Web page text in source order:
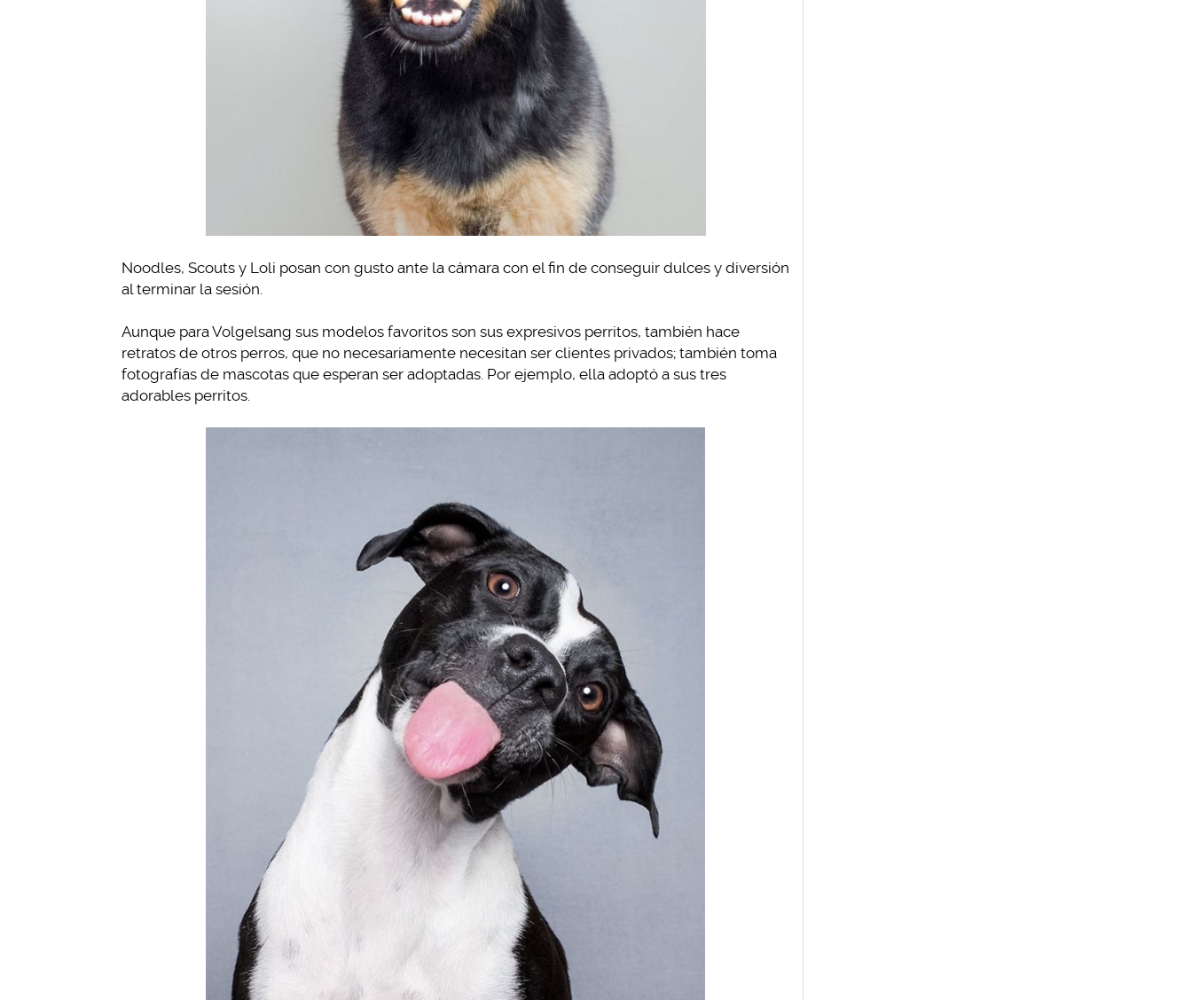
Noodles, Scouts y Loli posan con gusto ante la cámara con el fin de conseguir dulces y diversión
al terminar la sesión.
Aunque para Volgelsang sus modelos favoritos son sus expresivos perritos, también hace
retratos de otros perros, que no necesariamente necesitan ser clientes privados; también toma
fotografías de mascotas que esperan ser adoptadas. Por ejemplo, ella adoptó a sus tres
adorables perritos.